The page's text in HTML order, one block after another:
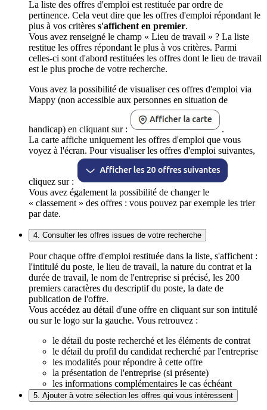
La liste des offres d'emploi est restituée par ordre de
pertinence. Cela veut dire que les offres d'emploi répondant le
plus à vos critères s'affichent en premier.
Vous avez renseigné le champ « Lieu de travail » ? La liste
restitue les offres répondant le plus à vos critères. Parmi
celles-ci sont d'abord restituées les offres dont le lieu de travail
est le plus proche de votre recherche.
Vous avez la possibilité de visualiser ces offres d'emploi via
Mappy (non accessible aux personnes en situation de
handicap) en cliquant sur :
.
La carte affiche uniquement les offres d'emploi que vous
voyez à l'écran. Pour visualiser les offres d'emploi suivantes,
cliquez sur :
Vous avez également la possibilité de changer le
« classement » des offres : vous pouvez par exemple les trier
par date.
4. Consulter les offres issues de votre recherche
Pour chaque offre d'emploi restituée dans la liste, s'affichent :
l'intitulé du poste, le lieu de travail, la nature du contrat et la
durée de travail, le nom de l'entreprise si précisé, les 200
premiers caractères du descriptif du poste, la date de
publication de l'offre.
Vous accédez au détail d'une offre en cliquant sur son intitulé
ou sur le logo sur la gauche. Vous retrouvez :
le détail du poste recherché et les éléments de contrat
le détail du profil du candidat recherché par l'entreprise
les modalités pour répondre à cette offre
la présentation de l'entreprise (si présente)
les informations complémentaires le cas échéant
5. Ajouter à votre sélection les offres qui vous intéressent